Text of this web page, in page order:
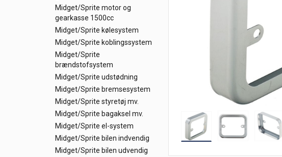
Midget/Sprite motor og
gearkasse 1500cc
Midget/Sprite kølesystem
Midget/Sprite koblingssystem
Midget/Sprite
brændstofsystem
Midget/Sprite udstødning
Midget/Sprite bremsesystem
Midget/Sprite styretøj mv.
Midget/Sprite bagaksel mv.
Midget/Sprite el-system
Midget/Sprite bilen indvendig
Midget/Sprite bilen udvendig